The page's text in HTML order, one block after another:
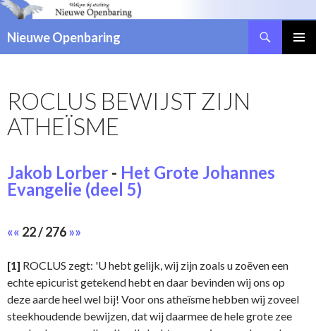
Nieuwe Openbaring
SPRINGEN
ROCLUS BEWIJST ZIJN
ATHEÏSME
Jakob Lorber - Het Grote Johannes
Evangelie (deel 5)
«« 22 / 276»»
[1] ROCLUS zegt: 'U hebt gelijk, wij zijn zoals u zoëven een
echte epicurist getekend hebt en daar bevinden wij ons op
deze aarde heel wel bij! Voor ons atheïsme hebben wij zoveel
steekhoudende bewijzen, dat wij daarmee de hele grote zee